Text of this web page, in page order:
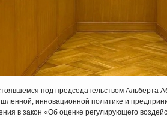
под председательством Альберта
инновационной политике и
в закон «Об оценке регулирующего